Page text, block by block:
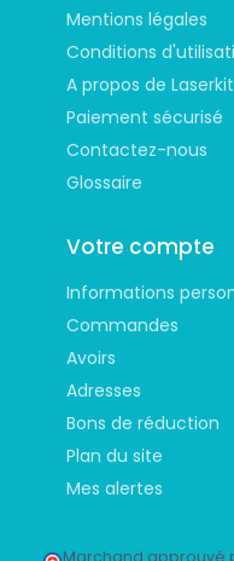
Mentions légales
Conditions
A propos de Laserkit
Paiement sécurisé
Contactez-nous
Glossaire
Votre compte
Informations
Commandes
Avoirs
Adresses
Bons de réduction
Plan du site
Mes alertes
Marchand approuvé